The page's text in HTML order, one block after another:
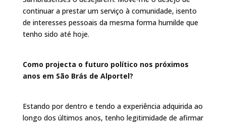
continuar a prestar um serviço à comunidade, isento
de interesses pessoais da mesma forma humilde que
tenho sido até hoje.
Como projecta o futuro político nos próximos
anos em São Brás de Alportel?
Estando por dentro e tendo a experiência adquirida ao
longo dos últimos anos, tenho legitimidade de afirmar